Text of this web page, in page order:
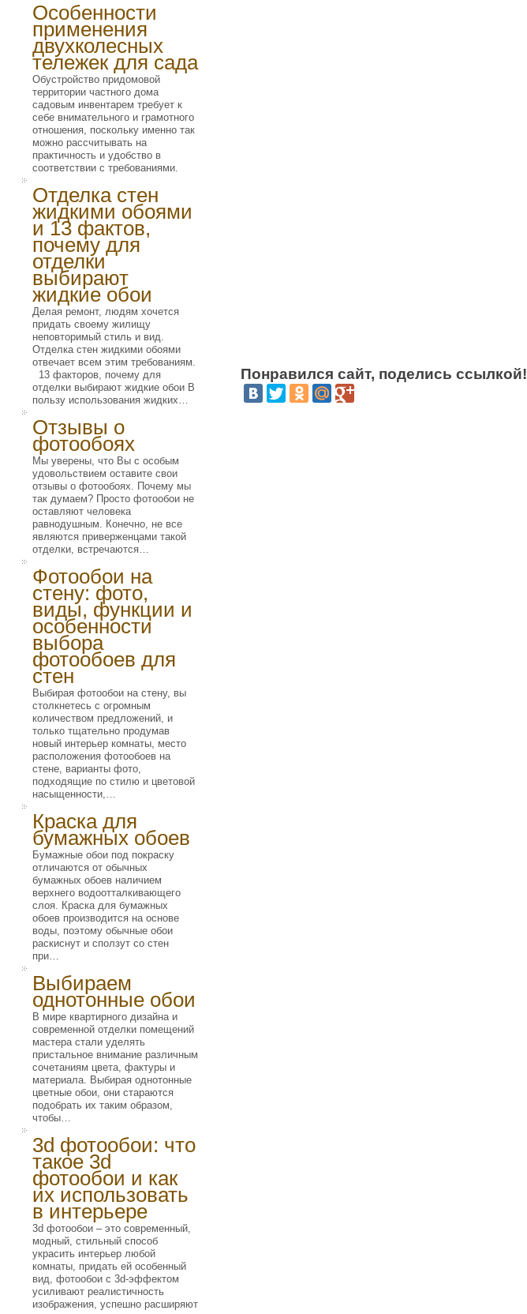
Особенности
применения
двухколесных
тележек для сада
Обустройство придомовой
территории частного дома
садовым инвентарем требует к
себе внимательного и грамотного
отношения, поскольку именно так
можно рассчитывать на
практичность и удобство в
соответствии с требованиями.
Отделка стен
жидкими обоями
и 13 фактов,
почему для
отделки
выбирают
жидкие обои
Делая ремонт, людям хочется
придать своему жилищу
неповторимый стиль и вид.
Отделка стен жидкими обоями
отвечает всем этим требованиям.
13 факторов, почему для
отделки выбирают жидкие обои В
пользу использования жидких…
Отзывы о
фотообоях
Мы уверены, что Вы с особым
удовольствием оставите свои
отзывы о фотообоях. Почему мы
так думаем? Просто фотообои не
оставляют человека
равнодушным. Конечно, не все
являются приверженцами такой
отделки, встречаются…
Фотообои на
стену: фото,
виды, функции и
особенности
выбора
фотообоев для
стен
Выбирая фотообои на стену, вы
столкнетесь с огромным
количеством предложений, и
только тщательно продумав
новый интерьер комнаты, место
расположения фотообоев на
стене, варианты фото,
подходящие по стилю и цветовой
насыщенности,…
Краска для
бумажных обоев
Бумажные обои под покраску
отличаются от обычных
бумажных обоев наличием
верхнего водоотталкивающего
слоя. Краска для бумажных
обоев производится на основе
воды, поэтому обычные обои
раскиснут и сползут со стен
при…
Выбираем
однотонные обои
В мире квартирного дизайна и
современной отделки помещений
мастера стали уделять
пристальное внимание различным
сочетаниям цвета, фактуры и
материала. Выбирая однотонные
цветные обои, они стараются
подобрать их таким образом,
чтобы…
3d фотообои: что
такое 3d
фотообои и как
их использовать
в интерьере
3d фотообои – это современный,
модный, стильный способ
украсить интерьер любой
комнаты, придать ей особенный
вид, фотообои с 3d-эффектом
усиливают реалистичность
изображения, успешно расширяют
Понравился сайт, поделись ссылкой!